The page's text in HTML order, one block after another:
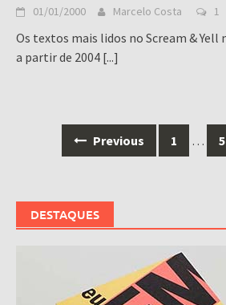
01/01/2000 Marcelo Costa 1
Os textos mais lidos no Scream &
a partir de 2004 [...]
navigation
Previous 1 … 5
DESTAQUES